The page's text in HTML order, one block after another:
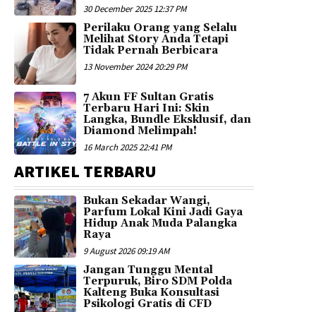
30 December 2025 12:37 PM
Perilaku Orang yang Selalu
Melihat Story Anda Tetapi
Tidak Pernah Berbicara
13 November 2024 20:29 PM
7 Akun FF Sultan Gratis
Terbaru Hari Ini: Skin
Langka, Bundle Eksklusif, dan
Diamond Melimpah!
16 March 2025 22:41 PM
ARTIKEL TERBARU
Bukan Sekadar Wangi,
Parfum Lokal Kini Jadi Gaya
Hidup Anak Muda Palangka
Raya
9 August 2026 09:19 AM
Jangan Tunggu Mental
Terpuruk, Biro SDM Polda
Kalteng Buka Konsultasi
Psikologi Gratis di CFD